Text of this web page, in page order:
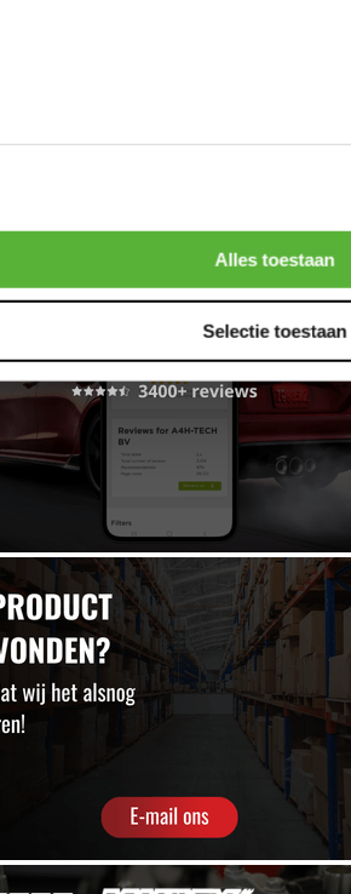
Alles toestaan
Selectie toestaan
350MM) stuur leer (universeel)